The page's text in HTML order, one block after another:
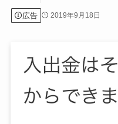
広告 2019年9月18日